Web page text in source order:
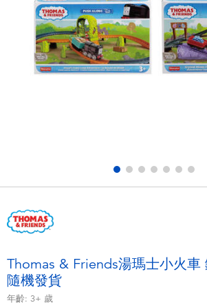
娃娃, 芭比,收藏公仔
電子玩具
戶外及運動用品
派對用品
毛毛公仔玩具
playpop
LEGO樂高
NERF熱火
Thomas & Friends湯瑪士小火車
隨機發貨
年齡: 3+ 歲